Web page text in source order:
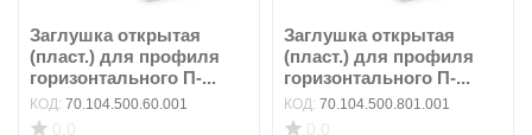
Заглушка открытая
(пласт.) для профиля
горизонтального П-...
КОД: 70.104.500.60.001
Заглушка открытая
(пласт.) для профиля
горизонтального П-...
КОД: 70.104.500.801.001